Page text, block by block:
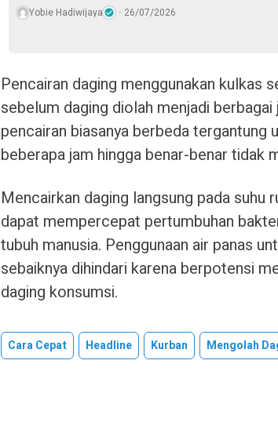
Yobie Hadiwijaya 26/07/2026
Pencairan daging menggunakan kulkas
sebelum daging diolah menjadi
pencairan biasanya berbeda tergantung
beberapa jam hingga benar-benar tidak
Mencairkan daging langsung pada suhu
dapat mempercepat pertumbuhan
tubuh manusia. Penggunaan air panas
sebaiknya dihindari karena berpotensi
daging konsumsi.
Cara Cepat Headline Kurban Mengolah